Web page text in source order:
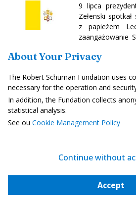
About Your Privacy
The Robert Schuman Fundation uses
necessary for the operation and
In addition, the Fundation collects
statistical analysis.
See ou Cookie Management Policy
Continue without
Accept
9 lipca
Zełenski
z papieżem
zaangażowanie
ukraińskich
Mattarellę.
omówili
wobec Rosji,
Read more-
Wołodymyr